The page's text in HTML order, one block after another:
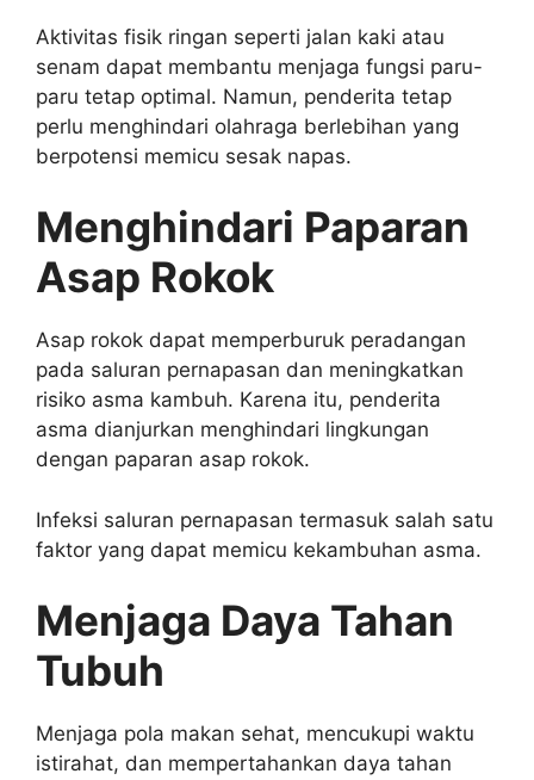
Aktivitas fisik ringan seperti jalan kaki atau
senam dapat membantu menjaga fungsi paru-
paru tetap optimal. Namun, penderita tetap
perlu menghindari olahraga berlebihan yang
berpotensi memicu sesak napas.
Menghindari Paparan
Asap Rokok
Asap rokok dapat memperburuk peradangan
pada saluran pernapasan dan meningkatkan
risiko asma kambuh. Karena itu, penderita
asma dianjurkan menghindari lingkungan
dengan paparan asap rokok.
Infeksi saluran pernapasan termasuk salah satu
faktor yang dapat memicu kekambuhan asma.
Menjaga Daya Tahan
Tubuh
Menjaga pola makan sehat, mencukupi waktu
istirahat, dan mempertahankan daya tahan